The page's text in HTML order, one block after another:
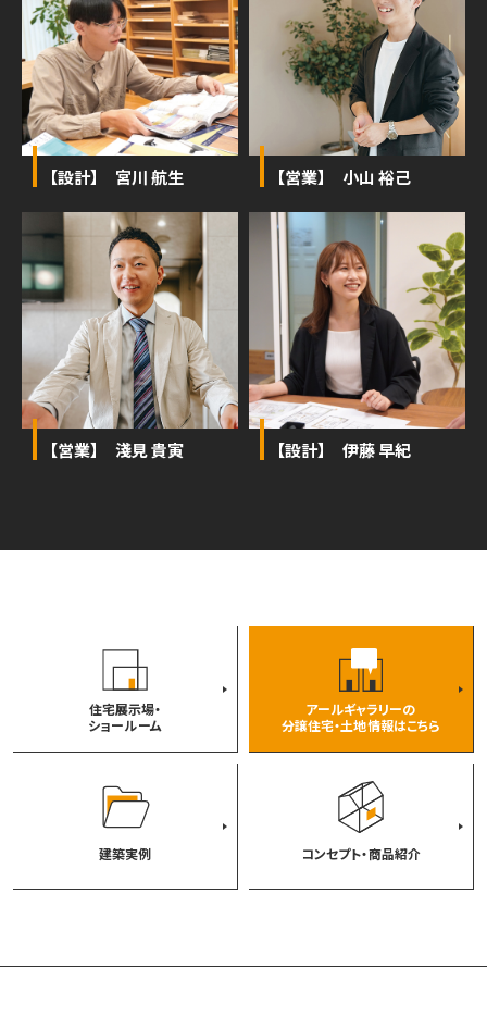
【設計】 宮川 航生 【営業】 小山 裕己
【営業】 淺見 貴寅 【設計】 伊藤 早紀
住宅展示場・
ショールーム
アールギャラリーの
分譲住宅・土地情報はこちら
建築実例 コンセプト・商品紹介